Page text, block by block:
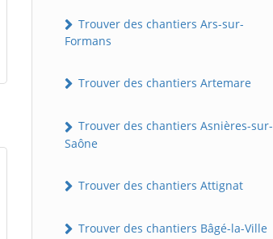
Trouver des chantiers Ars-sur-
Formans
Trouver des chantiers Artemare
Trouver des chantiers Asnières-sur-
Saône
Trouver des chantiers Attignat
Trouver des chantiers Bâgé-la-Ville